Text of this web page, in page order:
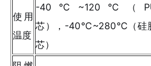
使用
温度
-40℃~120℃（
芯），-40℃~280℃（硅
芯）